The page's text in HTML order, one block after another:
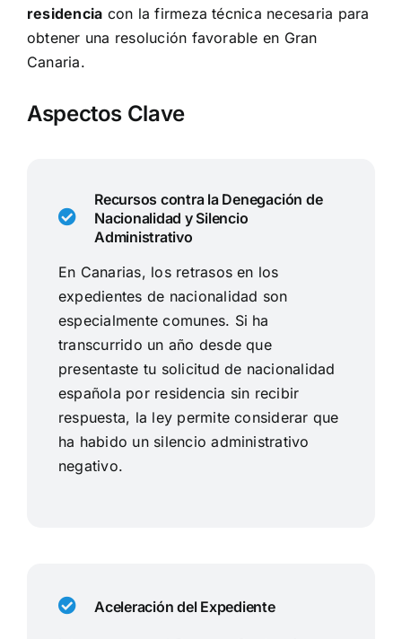
residencia con la firmeza técnica necesaria para
obtener una resolución favorable en Gran
Canaria.
Aspectos Clave
Recursos contra la Denegación de
Nacionalidad y Silencio
Administrativo
En Canarias, los retrasos en los
expedientes de nacionalidad son
especialmente comunes. Si ha
transcurrido un año desde que
presentaste tu solicitud de nacionalidad
española por residencia sin recibir
respuesta, la ley permite considerar que
ha habido un silencio administrativo
negativo.
Aceleración del Expediente